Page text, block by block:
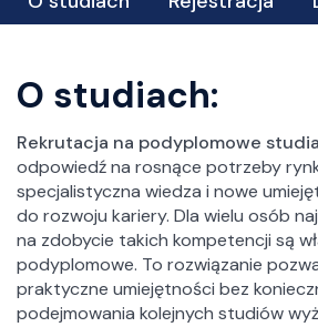
O studiach:
Rekrutacja na podyplomowe
odpowiedź na rosnące potrzeby
specjalistyczna wiedza i nowe
do rozwoju kariery. Dla wielu osób
na zdobycie takich kompetencji są
podyplomowe. To rozwiązanie
praktyczne umiejętności bez
podejmowania kolejnych studiów